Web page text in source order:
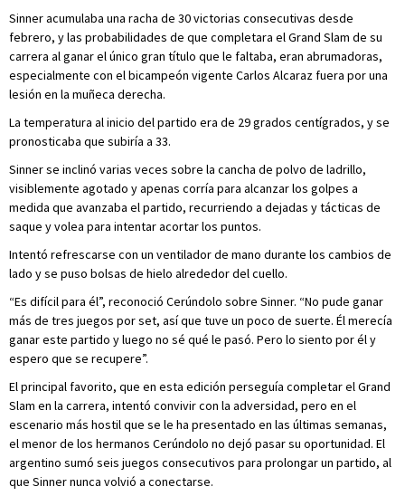
Sinner acumulaba una racha de 30 victorias consecutivas desde
febrero, y las probabilidades de que completara el Grand Slam de su
carrera al ganar el único gran título que le faltaba, eran abrumadoras,
especialmente con el bicampeón vigente Carlos Alcaraz fuera por una
lesión en la muñeca derecha.
La temperatura al inicio del partido era de 29 grados centígrados, y se
pronosticaba que subiría a 33.
Sinner se inclinó varias veces sobre la cancha de polvo de ladrillo,
visiblemente agotado y apenas corría para alcanzar los golpes a
medida que avanzaba el partido, recurriendo a dejadas y tácticas de
saque y volea para intentar acortar los puntos.
Intentó refrescarse con un ventilador de mano durante los cambios de
lado y se puso bolsas de hielo alrededor del cuello.
“Es difícil para él”, reconoció Cerúndolo sobre Sinner. “No pude ganar
más de tres juegos por set, así que tuve un poco de suerte. Él merecía
ganar este partido y luego no sé qué le pasó. Pero lo siento por él y
espero que se recupere”.
El principal favorito, que en esta edición perseguía completar el Grand
Slam en la carrera, intentó convivir con la adversidad, pero en el
escenario más hostil que se le ha presentado en las últimas semanas,
el menor de los hermanos Cerúndolo no dejó pasar su oportunidad. El
argentino sumó seis juegos consecutivos para prolongar un partido, al
que Sinner nunca volvió a conectarse.